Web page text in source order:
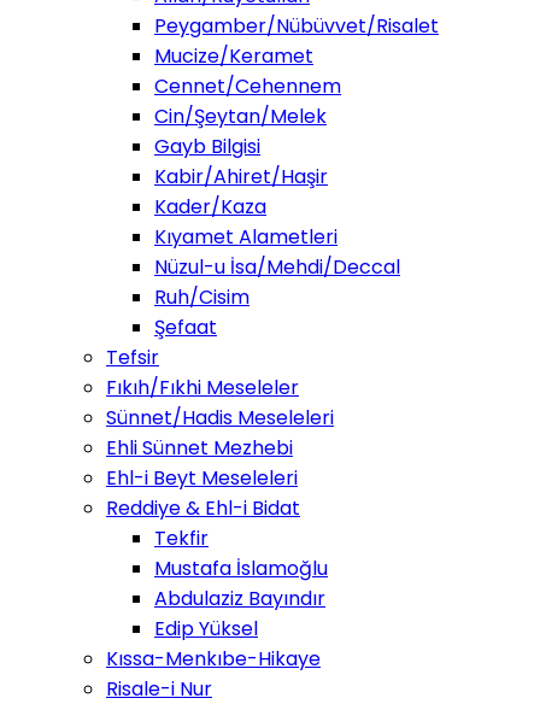
Peygamber/Nübüvvet/Risalet
Mucize/Keramet
Cennet/Cehennem
Cin/Şeytan/Melek
Gayb Bilgisi
Kabir/Ahiret/Haşir
Kader/Kaza
Kıyamet Alametleri
Nüzul-u İsa/Mehdi/Deccal
Ruh/Cisim
Şefaat
Tefsir
Fıkıh/Fıkhi Meseleler
Sünnet/Hadis Meseleleri
Ehli Sünnet Mezhebi
Ehl-i Beyt Meseleleri
Reddiye & Ehl-i Bidat
Tekfir
Mustafa İslamoğlu
Abdulaziz Bayındır
Edip Yüksel
Kıssa-Menkıbe-Hikaye
Risale-i Nur